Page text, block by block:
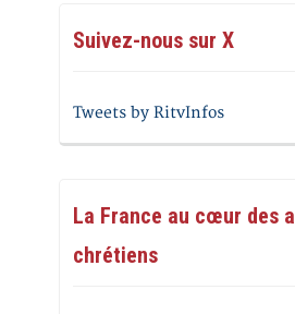
Suivez-nous sur X
Tweets by RitvInfos
La France au cœur des
chrétiens